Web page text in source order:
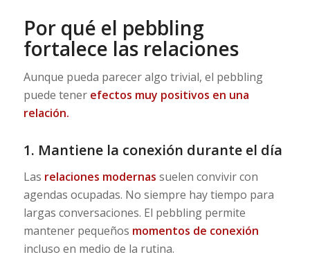
Por qué el pebbling
fortalece las relaciones
Aunque pueda parecer algo trivial, el pebbling
puede tener efectos muy positivos en una
relación.
1. Mantiene la conexión durante el día
Las relaciones modernas suelen convivir con
agendas ocupadas. No siempre hay tiempo para
largas conversaciones. El pebbling permite
mantener pequeños momentos de conexión
incluso en medio de la rutina.